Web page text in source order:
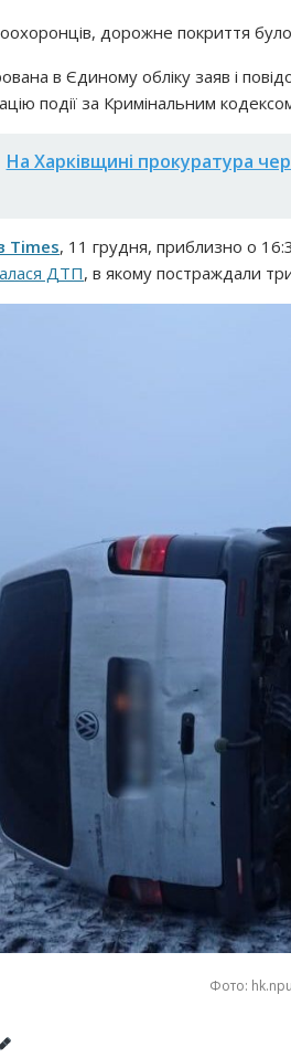
дорожне покриття
в Єдиному обліку заяв і
події за Кримінальним
На Харківщині прокуратура
Times, 11 грудня, приблизно о
ДТП, в якому постраждали
Фото: